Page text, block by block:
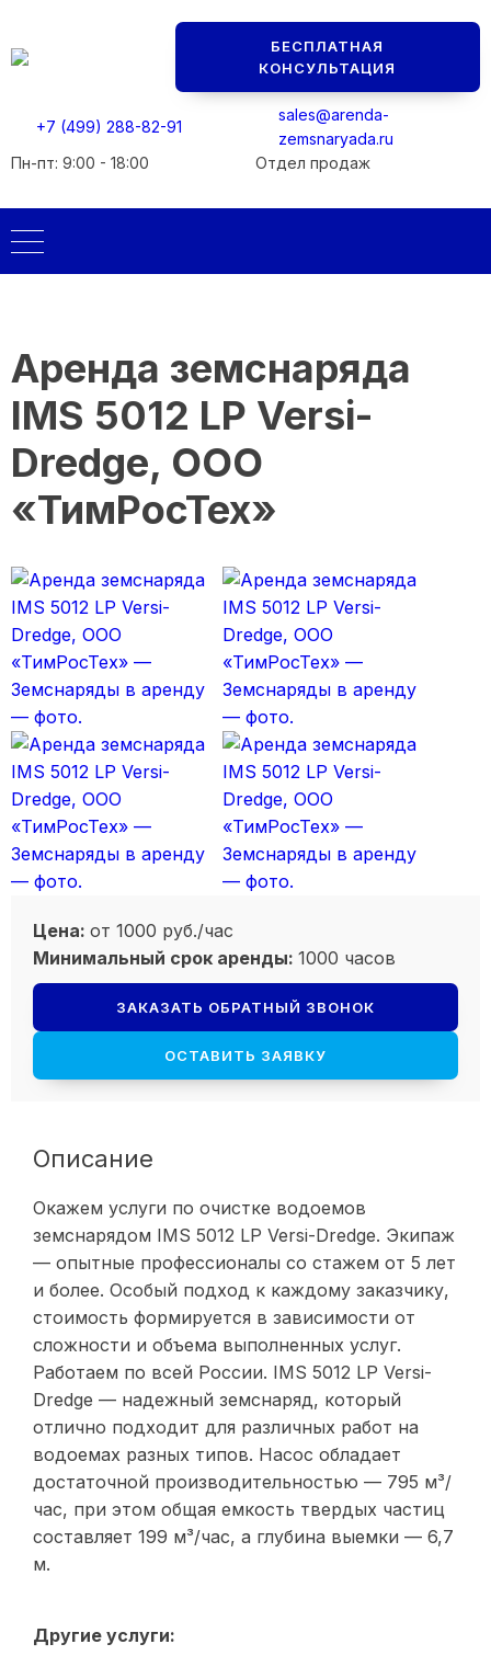
+7 (499) 288-82-91
sales@arenda-
zemsnaryada.ru
Пн-пт: 9:00 - 18:00
Отдел продаж
БЕСПЛАТНАЯ
КОНСУЛЬТАЦИЯ
Аренда земснаряда
IMS 5012 LP Versi-
Dredge, ООО
«ТимРосТех»
Цена: от 1000 руб./час
Минимальный срок аренды: 1000 часов
ЗАКАЗАТЬ ОБРАТНЫЙ ЗВОНОК
ОСТАВИТЬ ЗАЯВКУ
Описание
Окажем услуги по очистке водоемов
земснарядом IMS 5012 LP Versi-Dredge. Экипаж
— опытные профессионалы со стажем от 5 лет
и более. Особый подход к каждому заказчику,
стоимость формируется в зависимости от
сложности и объема выполненных услуг.
Работаем по всей России. IMS 5012 LP Versi-
Dredge — надежный земснаряд, который
отлично подходит для различных работ на
водоемах разных типов. Насос обладает
достаточной производительностью — 795 м³/
час, при этом общая емкость твердых частиц
составляет 199 м³/час, а глубина выемки — 6,7
м.
Другие услуги:
Мы перезвоним вам в ближайшее рабочее время.
Консультация БЕСПЛАТНАЯ
Мы перезвоним вам в ближайшее рабочее время.
Консультация БЕСПЛАТНАЯ